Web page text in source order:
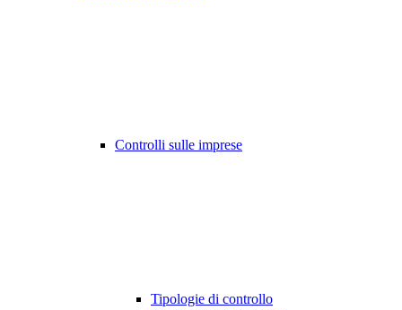
Controlli sulle imprese
Tipologie di controllo